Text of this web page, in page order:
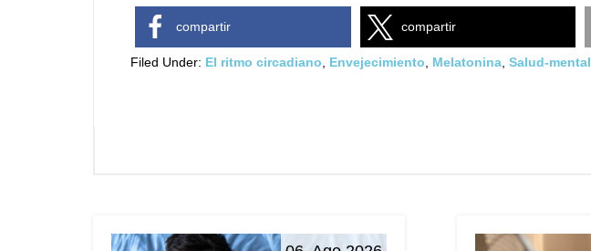
compartir compartir
Filed Under: El ritmo circadiano Envejecimiento Melatonina Salud-mental